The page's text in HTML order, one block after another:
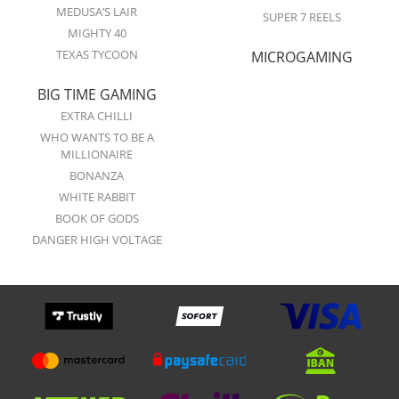
MEDUSA’S LAIR
MIGHTY 40
TEXAS TYCOON
BIG TIME GAMING
EXTRA CHILLI
WHO WANTS TO BE A
MILLIONAIRE
BONANZA
WHITE RABBIT
BOOK OF GODS
DANGER HIGH VOLTAGE
SUPER 7 REELS
MICROGAMING